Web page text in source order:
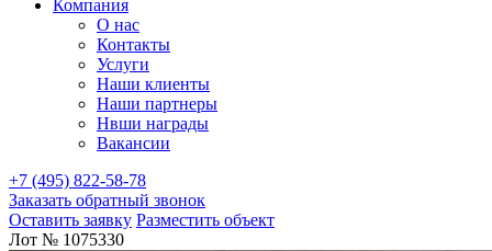
Компания
О нас
Контакты
Услуги
Наши клиенты
Наши партнеры
Нвши награды
Вакансии
+7 (495) 822-58-78
Заказать обратный звонок
Оставить заявку Разместить объект
Лот № 1075330